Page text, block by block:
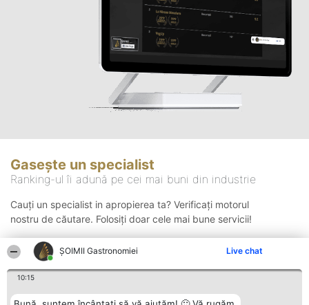
ȘOIMII Gastronomiei Live chat
10:15
Gasește un specialist
Ranking-ul îi adună pe cei mai buni din industrie
Cauți un specialist in apropierea ta? Verificați motorul
nostru de căutare. Folosiți doar cele mai bune servicii!